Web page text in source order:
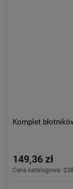
Komplet
149,36 zł
Cena katalogowa: